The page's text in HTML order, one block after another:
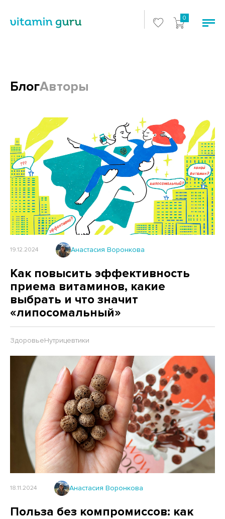
0
БлогАвторы
Блоги и статьи
19.12.2024 Анастасия Воронкова
Как повысить эффективность
приема витаминов, какие
выбрать и что значит
«липосомальный»
ЗдоровьеНутрицевтики
18.11.2024 Анастасия Воронкова
Польза без компромиссов: как